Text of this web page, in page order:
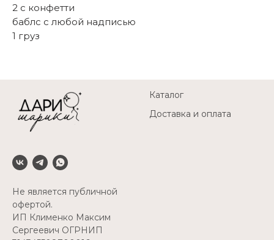
2 с конфетти
баблс с любой надписью
1 груз
Не является публичной
офертой.
ИП Клименко Максим
Сергеевич ОГРНИП
Каталог
Доставка и оплата